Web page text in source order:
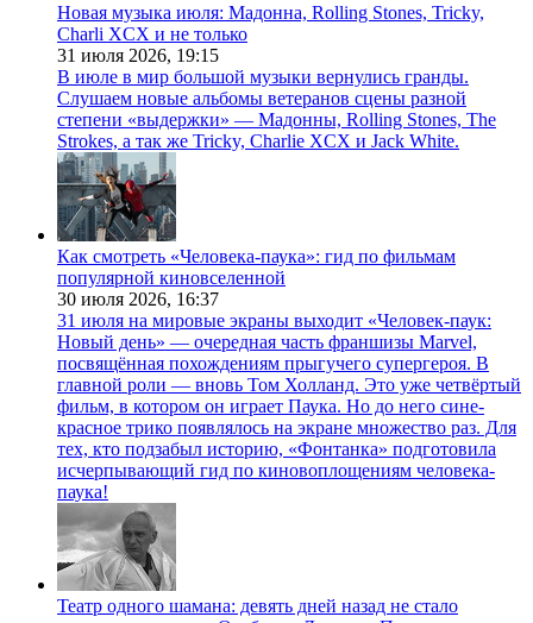
Новая музыка июля: Мадонна, Rolling Stones, Tricky,
Charli XCX и не только
31 июля 2026, 19:15
В июле в мир большой музыки вернулись гранды.
Слушаем новые альбомы ветеранов сцены разной
степени «выдержки» — Мадонны, Rolling Stones, The
Strokes, а так же Tricky, Charlie XCX и Jack White.
Как смотреть «Человека-паука»: гид по фильмам
популярной киновселенной
30 июля 2026, 16:37
31 июля на мировые экраны выходит «Человек-паук:
Новый день» — очередная часть франшизы Marvel,
посвящённая похождениям прыгучего супергероя. В
главной роли — вновь Том Холланд. Это уже четвёртый
фильм, в котором он играет Паука. Но до него сине-
красное трико появлялось на экране множество раз. Для
тех, кто подзабыл историю, «Фонтанка» подготовила
исчерпывающий гид по киновоплощениям человека-
паука!
Театр одного шамана: девять дней назад не стало